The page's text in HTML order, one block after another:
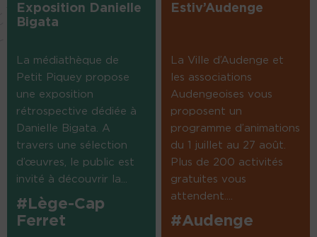
Exposition Danielle
Bigata
La médiathèque de
Petit Piquey propose
une exposition
rétrospective dédiée à
Danielle Bigata. A
travers une sélection
d’œuvres, le public est
invité à découvrir la...
#Lège-Cap
Ferret
Estiv’Audenge
La Ville d’Audenge et
les associations
Audengeoises vous
proposent un
programme d’animations
du 1 juillet au 27 août.
Plus de 200 activités
gratuites vous
attendent....
#Audenge